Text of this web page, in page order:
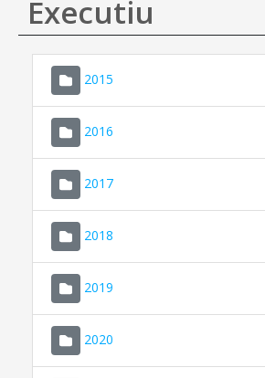
Executiu
2015
2016
2017
2018
2019
2020